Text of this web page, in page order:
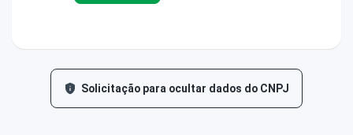
Solicitação para ocultar dados do CNPJ